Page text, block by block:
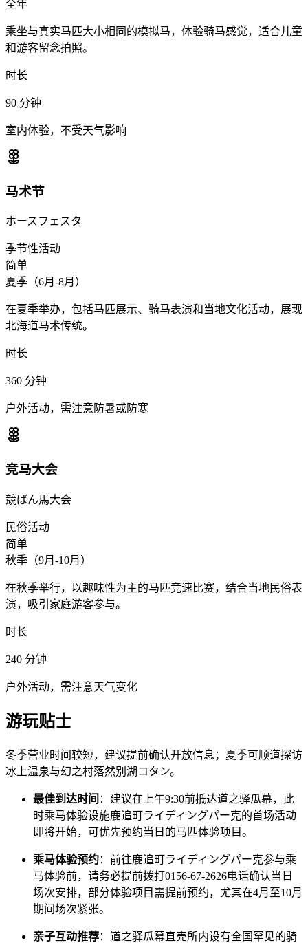
全年
乘坐与真实马匹大小相同的模拟马，体验骑马感觉，适合儿童
和游客留念拍照。
时长
90 分钟
室内体验，不受天气影响
马术节
ホースフェスタ
季节性活动
简单
夏季（6月-8月）
在夏季举办，包括马匹展示、骑马表演和当地文化活动，展现
北海道马术传统。
时长
360 分钟
户外活动，需注意防暑或防寒
竞马大会
競ばん馬大会
民俗活动
简单
秋季（9月-10月）
在秋季举行，以趣味性为主的马匹竞速比赛，结合当地民俗表
演，吸引家庭游客参与。
时长
240 分钟
户外活动，需注意天气变化
游玩贴士
冬季营业时间较短，建议提前确认开放信息；夏季可顺道探访
冰上温泉与幻之村落然别湖コタン。
最佳到达时间 ：建议在上午9:30前抵达道之驿瓜幕，此
时乘马体验设施鹿追町ライディングパー克的首场活动
即将开始，可优先预约当日的马匹体验项目。
乘马体验预约：前往鹿追町ライディングパー克参与乘
马体验前，请务必提前拨打0156-67-2626电话确认当日
场次安排，部分体验项目需提前预约，尤其在4月至10月
期间场次紧张。
亲子互动推荐：道之驿瓜幕直売所内设有全国罕见的骑